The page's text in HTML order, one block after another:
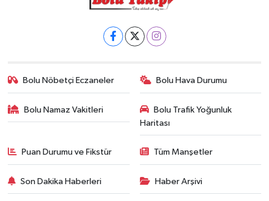
Bolu Nöbetçi Eczaneler Bolu Hava Durumu
Bolu Namaz Vakitleri
Bolu Trafik Yoğunluk
Haritası
Puan Durumu ve Fikstür Tüm Manşetler
Son Dakika Haberleri Haber Arşivi